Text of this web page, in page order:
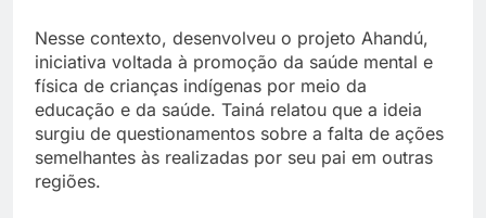
Nesse contexto, desenvolveu o projeto Ahandú,
iniciativa voltada à promoção da saúde mental e
física de crianças indígenas por meio da
educação e da saúde. Tainá relatou que a ideia
surgiu de questionamentos sobre a falta de ações
semelhantes às realizadas por seu pai em outras
regiões.